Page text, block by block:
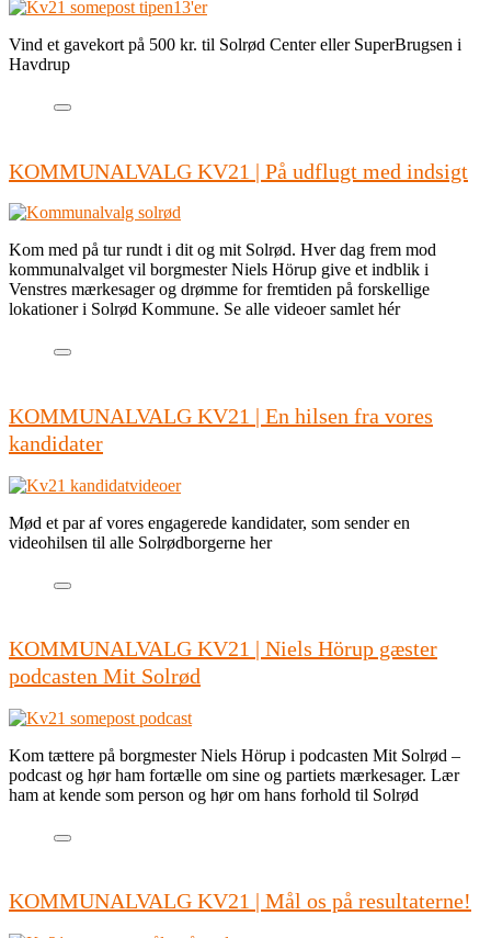
Vind et gavekort på 500 kr. til Solrød Center eller SuperBrugsen i
Havdrup
KOMMUNALVALG KV21 | På udflugt med indsigt
Kom med på tur rundt i dit og mit Solrød. Hver dag frem mod
kommunalvalget vil borgmester Niels Hörup give et indblik i
Venstres mærkesager og drømme for fremtiden på forskellige
lokationer i Solrød Kommune. Se alle videoer samlet hér
KOMMUNALVALG KV21 | En hilsen fra vores
kandidater
Mød et par af vores engagerede kandidater, som sender en
videohilsen til alle Solrødborgerne her
KOMMUNALVALG KV21 | Niels Hörup gæster
podcasten Mit Solrød
Kom tættere på borgmester Niels Hörup i podcasten Mit Solrød –
podcast og hør ham fortælle om sine og partiets mærkesager. Lær
ham at kende som person og hør om hans forhold til Solrød
KOMMUNALVALG KV21 | Mål os på resultaterne!